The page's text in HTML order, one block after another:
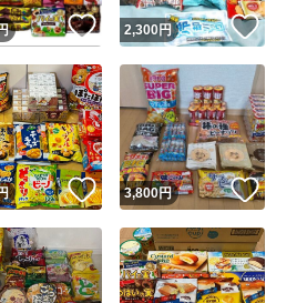
いいね！
2,300円 いい
いいね！
3,800円 いい